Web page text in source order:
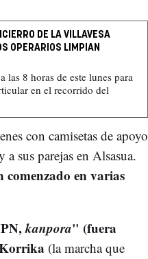
DE LA VILLAVESA
OPERARIOS LIMPIAN
las 8 horas de este lunes para
en el recorrido del
con camisetas de apoyo
sus parejas en Alsasua.
comenzado en varias
kanpora" (fuera
(la marcha que